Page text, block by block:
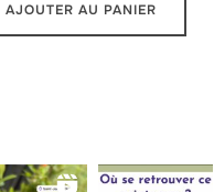
AJOUTER AU PANIER